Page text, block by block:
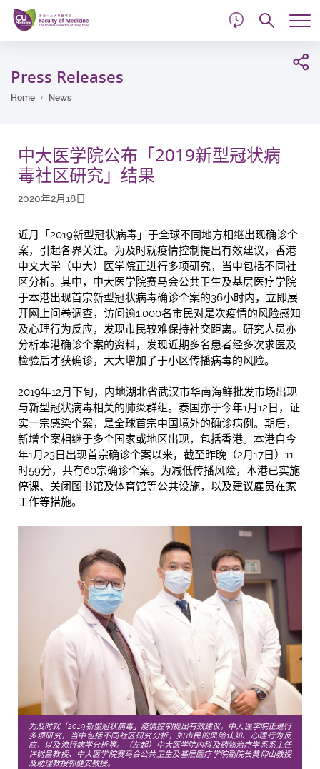
Skip
main
content
Press Releases
Home News
中大医学院公布「2019新型冠状病
毒社区研究」结果
2020年2月18日
近月「2019新型冠状病毒」于全球不同地方相继出现确诊个
案，引起各界关注。为及时就疫情控制提出有效建议，香港
中文大学（中大）医学院正进行多项研究，当中包括不同社
区分析。其中，中大医学院赛马会公共卫生及基层医疗学院
于本港出现首宗新型冠状病毒确诊个案的36小时内，立即展
开网上问卷调查，访问逾1,000名市民对是次疫情的风险感知
及心理行为反应，发现市民较难保持社交距离。研究人员亦
分析本港确诊个案的资料，发现近期多名患者经多次求医及
检验后才获确诊，大大增加了于小区传播病毒的风险。
2019年12月下旬，内地湖北省武汉市华南海鲜批发市场出现
与新型冠状病毒相关的肺炎群组。泰国亦于今年1月12日，证
实一宗感染个案，是全球首宗中国境外的确诊病例。期后，
新增个案相继于多个国家或地区出现，包括香港。本港自今
年1月23日出现首宗确诊个案以来，截至昨晚（2月17日）11
时59分，共有60宗确诊个案。为减低传播风险，本港已实施
停课、关闭图书馆及体育馆等公共设施，以及建议雇员在家
工作等措施。
为及时就「2019新型冠状病毒」疫情控制提出有效建议，中大医学院正进行
多项研究，当中包括不同社区研究分析，如市民的风险认知、心理行为反
应，以及流行病学分析等。（左起）中大医学院内科及药物治疗学系系主任
许树昌教授、中大医学院赛马会公共卫生及基层医疗学院副院长黄仰山教授
及助理教授郭健安教授。